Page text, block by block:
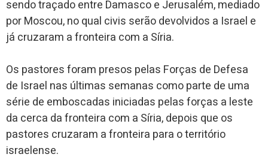
sendo traçado entre Damasco e Jerusalém, mediado
por Moscou, no qual civis serão devolvidos a Israel e
já cruzaram a fronteira com a Síria.
Os pastores foram presos pelas Forças de Defesa
de Israel nas últimas semanas como parte de uma
série de emboscadas iniciadas pelas forças a leste
da cerca da fronteira com a Síria, depois que os
pastores cruzaram a fronteira para o território
israelense.